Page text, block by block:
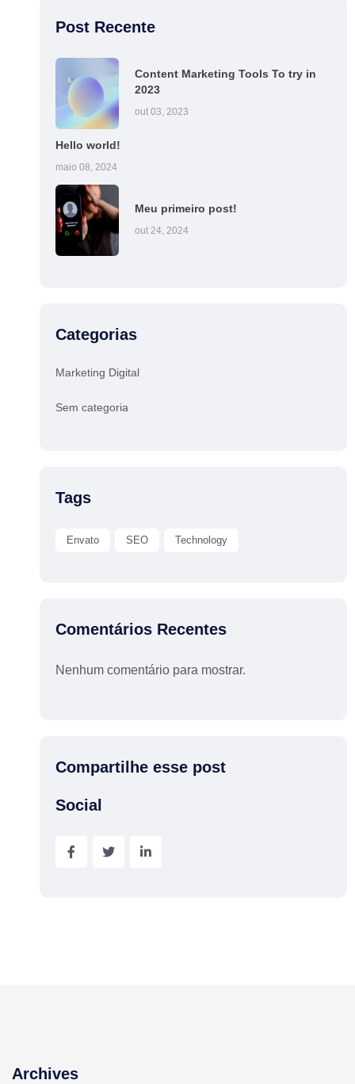
Post Recente
Content Marketing Tools To try in
2023
out 03, 2023
Hello world!
maio 08, 2024
Meu primeiro post!
out 24, 2024
Categorias
Marketing Digital
Sem categoria
Tags
Envato SEO Technology
Comentários Recentes
Nenhum comentário para mostrar.
Compartilhe esse post
Social
Archives